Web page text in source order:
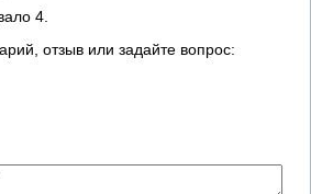
4
отзыв или задайте вопрос: